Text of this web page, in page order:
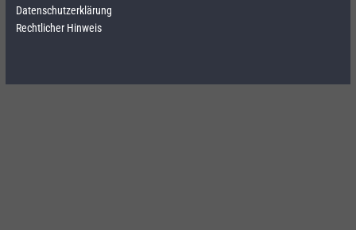
Datenschutzerklärung
Rechtlicher Hinweis